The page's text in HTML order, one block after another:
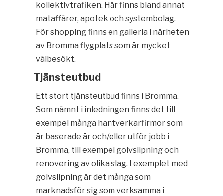
kollektivtrafiken. Här finns bland annat
mataffärer, apotek och systembolag.
För shopping finns en galleria i närheten
av Bromma flygplats som är mycket
välbesökt.
Tjänsteutbud
Ett stort tjänsteutbud finns i Bromma.
Som nämnt i inledningen finns det till
exempel många hantverkarfirmor som
är baserade är och/eller utför jobb i
Bromma, till exempel golvslipning och
renovering av olika slag. I exemplet med
golvslipning är det många som
marknadsför sig som verksamma i